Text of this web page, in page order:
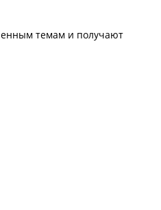
темам и получают